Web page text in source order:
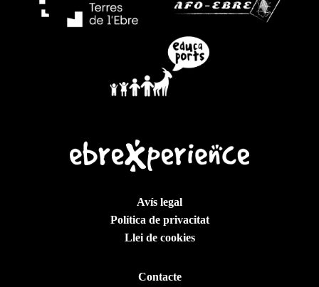
Avís legal
Política de privacitat
Llei de cookies
Contacte